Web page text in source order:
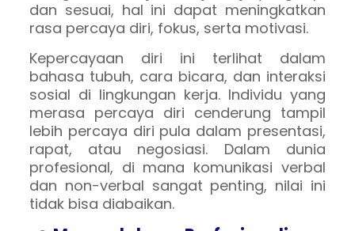
dan sesuai, hal ini dapat meningkatkan
rasa percaya diri, fokus, serta motivasi.
Kepercayaan diri ini terlihat dalam
bahasa tubuh, cara bicara, dan interaksi
sosial di lingkungan kerja. Individu yang
merasa percaya diri cenderung tampil
lebih percaya diri pula dalam presentasi,
rapat, atau negosiasi. Dalam dunia
profesional, di mana komunikasi verbal
dan non-verbal sangat penting, nilai ini
tidak bisa diabaikan.